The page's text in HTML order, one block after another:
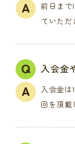
前日まで
ていただ
入会金
入会金は
回を頂戴